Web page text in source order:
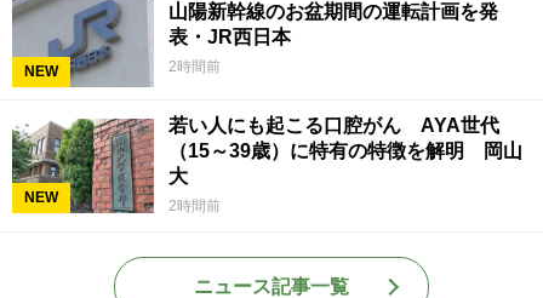
NEW
山陽新幹線のお盆期間の運転計画を発
表・JR西日本
2時間前
NEW
若い人にも起こる口腔がん AYA世代
（15～39歳）に特有の特徴を解明 岡山
大
2時間前
ニュース記事一覧